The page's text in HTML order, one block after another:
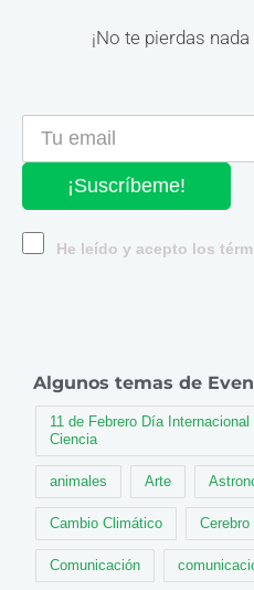
¡No te pierdas
¡Suscríbeme!
He leído y acepto los
Algunos temas de
11 de Febrero Día
Ciencia
animales Arte
Cambio Climático Cerebro
Comunicación